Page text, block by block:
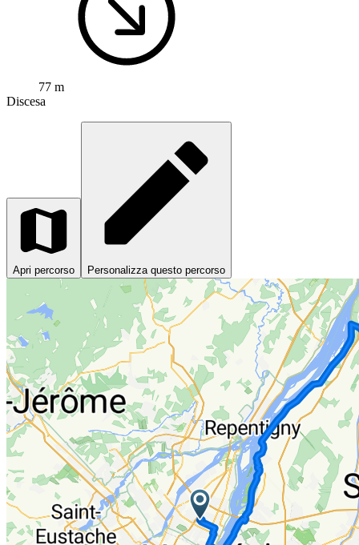
77 m
Discesa
Apri percorso Personalizza questo percorso